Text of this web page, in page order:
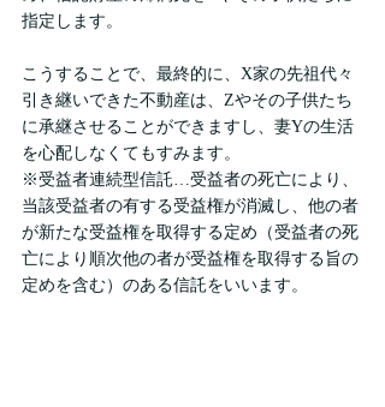
指定します。
こうすることで、最終的に、X家の先祖代々
引き継いできた不動産は、Zやその子供たち
に承継させることができますし、妻Yの生活
を心配しなくてもすみます。
※受益者連続型信託…受益者の死亡により、
当該受益者の有する受益権が消滅し、他の者
が新たな受益権を取得する定め（受益者の死
亡により順次他の者が受益権を取得する旨の
定めを含む）のある信託をいいます。